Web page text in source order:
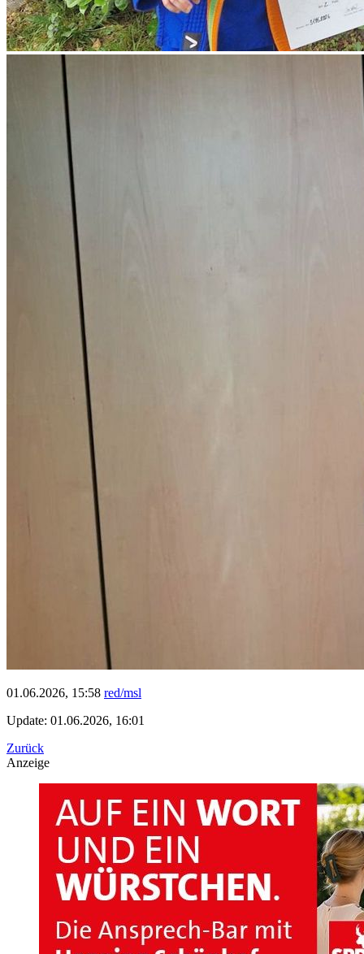
01.06.2026, 15:58 red/msl
Update: 01.06.2026, 16:01
Zurück
Anzeige